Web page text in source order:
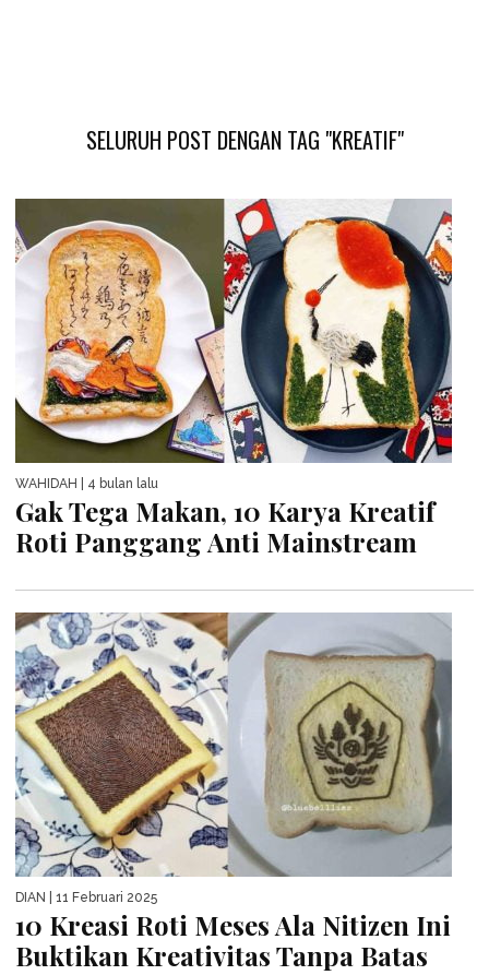
SELURUH POST DENGAN TAG "KREATIF"
WAHIDAH | 4 bulan lalu
Gak Tega Makan, 10 Karya Kreatif
Roti Panggang Anti Mainstream
DIAN | 11 Februari 2025
10 Kreasi Roti Meses Ala Nitizen Ini
Buktikan Kreativitas Tanpa Batas